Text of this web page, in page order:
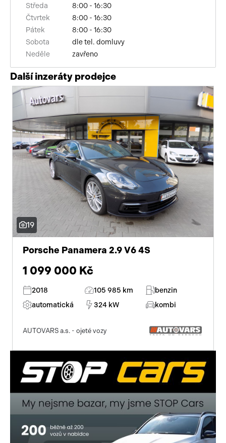
Středa
8:00 - 16:30
Čtvrtek
8:00 - 16:30
Pátek
8:00 - 16:30
Sobota
dle tel. domluvy
Neděle
zavřeno
Další inzeráty prodejce
19
Porsche Panamera 2.9 V6 4S
1 099 000 Kč
2018 105 985 km
benzin
automatická
324 kW kombi
AUTOVARS a.s. - ojeté vozy